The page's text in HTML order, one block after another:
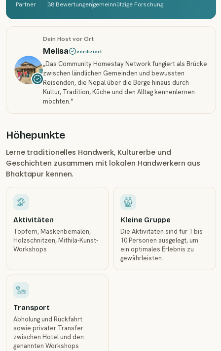
Partner 38 Bewertungengemeinnützige Forschung
Dein Host vor Ort
Melisa verifiziert
„Das Community Homestay Network fungiert als Brücke
zwischen ländlichen Gemeinden und bewussten
Reisenden, die Nepal über die Berge hinaus durch
Kultur, Tradition, Küche und den Alltag kennenlernen
möchten."
Höhepunkte
Lerne traditionelles Handwerk, Kulturerbe und
Geschichten zusammen mit lokalen Handwerkern aus
Bhaktapur kennen.
Aktivitäten
Töpfern, Maskenbemalen,
Holzschnitzen, Mithila-Kunst-
Workshops
Kleine Gruppe
Die Aktivitäten sind für 1 bis
10 Personen ausgelegt, um
ein optimales Erlebnis zu
gewährleisten.
Transport
Abholung und Rückfahrt
sowie privater Transfer
zwischen Hotel und den
genannten Workshops